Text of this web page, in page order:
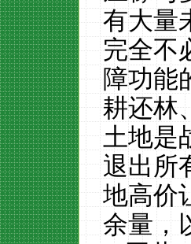
有大量
完全不
障功能
耕还林
土地是
退出所
地高价
余量，